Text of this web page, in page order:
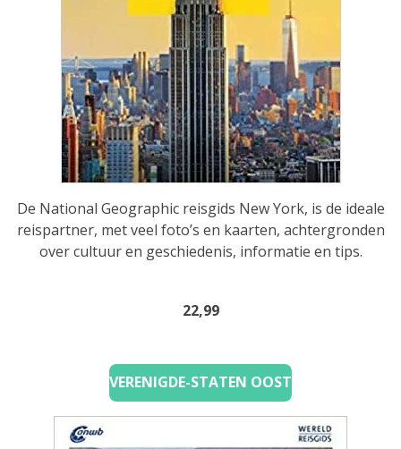
De National Geographic reisgids New York, is de ideale
reispartner, met veel foto’s en kaarten, achtergronden
over cultuur en geschiedenis, informatie en tips.
22,99
VERENIGDE-STATEN OOST